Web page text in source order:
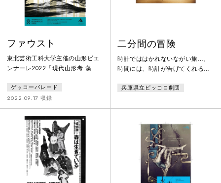
ファウスト
東北芸術工科大学主催の山形ビエ
ンナーレ2022「現代山形考 藻が
館議場ホールの前庭で山形の市街
や文翔館の外観を背景に、庭内を
集団で移動しながらゲーテ『ファ
ウスト』の物語を上演。第二部は
「現代山形考 藻が湖伝説」の展示
会場となった議場ホールの中で登
場人物は自身の旅路を会場内で自
由に動き回りながら表現し、観客
も自由に動き回り美術品や上演を
鑑賞できる形式をとった。
ゲッコーパレード
2022.09.17 収録
二分間の冒険
時計でははかれないながい旅…。
時間には、時計が告げてくれる時
る。たいくつな時間は長く、夢中
たり縮んだりするもうひとつの時
童文学界の第一人者、岡田淳氏の
代表作を、兵庫県立ピッコロ劇団
が舞台化。ある日、少年・悟はふ
しぎな黒猫・ダレカに出会う。ダ
レカに誘われて森の中に入り込ん
だ悟を待ち受けていたものは…。
兵庫県立ピッコロ劇団